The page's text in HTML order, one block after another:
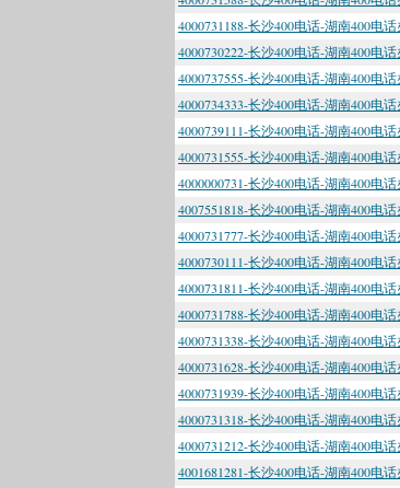
4000731188-长沙400电话-湖南400电
4000730222-长沙400电话-湖南400电
4000737555-长沙400电话-湖南400电
4000734333-长沙400电话-湖南400电
4000739111-长沙400电话-湖南400电
4000731555-长沙400电话-湖南400电
4000000731-长沙400电话-湖南400电
4007551818-长沙400电话-湖南400电
4000731777-长沙400电话-湖南400电
4000730111-长沙400电话-湖南400电
4000731811-长沙400电话-湖南400电
4000731788-长沙400电话-湖南400电
4000731338-长沙400电话-湖南400电
4000731628-长沙400电话-湖南400电
4000731939-长沙400电话-湖南400电
4000731318-长沙400电话-湖南400电
4000731212-长沙400电话-湖南400电
4001681281-长沙400电话-湖南400电